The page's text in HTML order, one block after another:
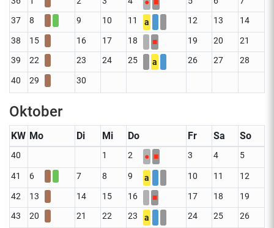
37
8 9 10 11 a 12 13 14
38 15 16 17 18 ■ 19 20
21
39
22 23 24 25 a 26 27 28
40 29 30
Oktober
KW Mo Di Mi Do Fr Sa So
40 1 2 ● ■ 3 4 5
41 6 7 8 9 a 10 11 12
42 13 14 15 16 ■ 17 18
19
43
20 21 22 23 a 24 25 26